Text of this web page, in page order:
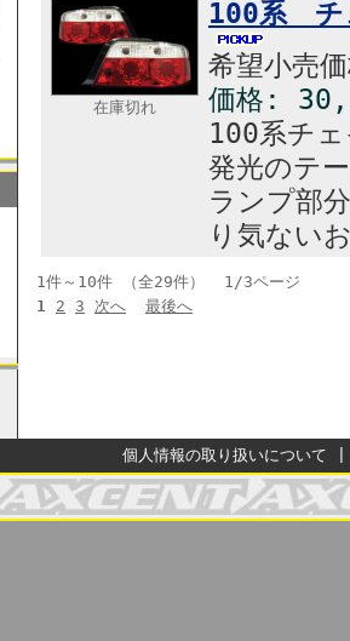
在庫切れ
100系 チ
希望小売
価格:
100系チ
発光のテ
ランプ部
り気ない
1件～10件 （全29件） 1/3ページ
1 2 3 次へ 最後へ
個人情報の取り扱いについて